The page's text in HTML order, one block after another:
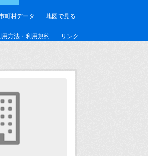
町村データ 地図で見る
用方法・利用規約 リンク